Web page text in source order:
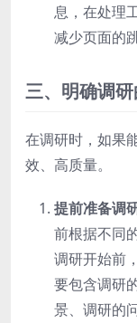
息，在处理
减少页面的跳
三、明确调
在调研时，如果
效、高质量。
提前准备调
前根据不同
调研开始前
要包含调研
景、调研的